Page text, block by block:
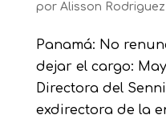
por Alisson Rodriguez
Panamá: No
dejar el cargo:
Directora del
exdirectora de la